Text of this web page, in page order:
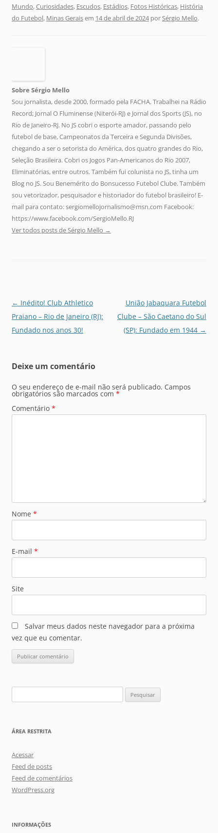
Mundo,Curiosidades, Escudos, Estádios, Fotos Históricas, História
do Futebol, Minas Geraisem 14 de abril de 2024porSérgio Mello.
Sobre Sérgio Mello
Sou jornalista, desde 2000, formado pela FACHA. Trabalhei na Rádio
Record; Jornal O Fluminense (Niterói-RJ) e Jornal dos Sports (JS), no
Rio de Janeiro-RJ. No JS cobri o esporte amador, passando pelo
futebol de base, Campeonatos da Terceira e Segunda Divisões,
chegando a ser o setorista do América, dos quatro grandes do Rio,
Seleção Brasileira. Cobri os Jogos Pan-Americanos do Rio 2007,
Eliminatórias, entre outros. Também fui colunista no JS, tinha um
Blog no JS. Sou Benemérito do Bonsucesso Futebol Clube. Também
sou vetorizador, pesquisador e historiador do futebol brasileiro! E-
mail para contato: sergiomellojornalismo@msn.com Facebook:
https://www.facebook.com/SergioMello.RJ
Ver todos posts de Sérgio Mello →
Navegação
de
posts
← Inédito! Club Athletico
Praiano – Rio de Janeiro (RJ):
Fundado nos anos 30!
União Jabaquara Futebol
Clube – São Caetano do Sul
(SP): Fundado em 1944 →
Deixe um comentário
O seu endereço de e-mail não será publicado. Campos
obrigatórios são marcados com *
Comentário *
Nome *
E-mail *
Site
Salvar meus dados neste navegador para a próxima
vez que eu comentar.
por:
ÁREA RESTRITA
Acessar
Feed de posts
Feed de comentários
WordPress.org
INFORMAÇÕES